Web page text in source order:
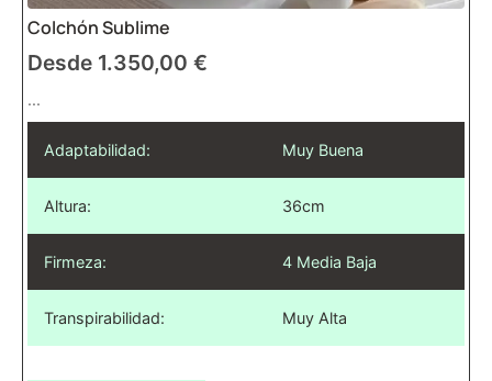
Colchón Sublime
Desde 1.350,00 €
...
Adaptabilidad: Muy Buena
Altura: 36cm
Firmeza: 4 Media Baja
Transpirabilidad: Muy Alta